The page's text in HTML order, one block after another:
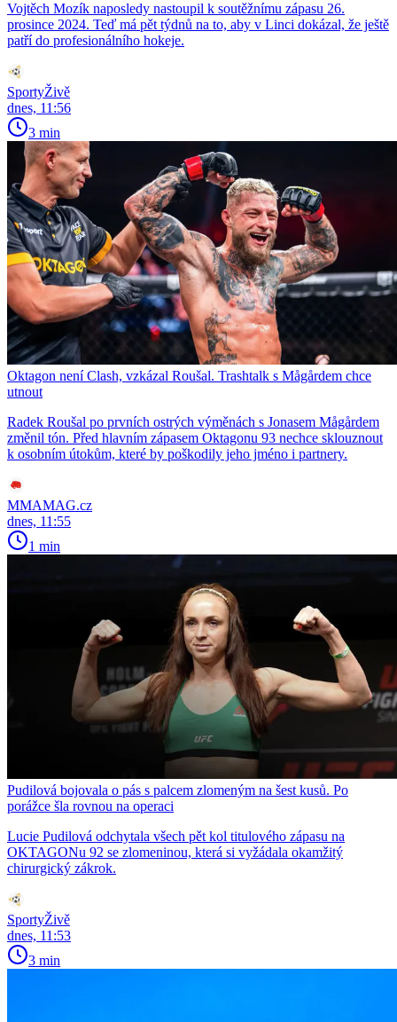
Vojtěch Mozík naposledy nastoupil k soutěžnímu zápasu 26.
prosince 2024. Teď má pět týdnů na to, aby v Linci dokázal, že ještě
patří do profesionálního hokeje.
SportyŽivě
dnes, 11:56
3 min
Oktagon není Clash, vzkázal Roušal. Trashtalk s Mågårdem chce
utnout
Radek Roušal po prvních ostrých výměnách s Jonasem Mågårdem
změnil tón. Před hlavním zápasem Oktagonu 93 nechce sklouznout
k osobním útokům, které by poškodily jeho jméno i partnery.
MMAMAG.cz
dnes, 11:55
1 min
Pudilová bojovala o pás s palcem zlomeným na šest kusů. Po
porážce šla rovnou na operaci
Lucie Pudilová odchytala všech pět kol titulového zápasu na
OKTAGONu 92 se zlomeninou, která si vyžádala okamžitý
chirurgický zákrok.
SportyŽivě
dnes, 11:53
3 min